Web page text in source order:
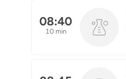
08:40
10 min